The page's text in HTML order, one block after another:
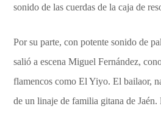
sonido de las cuerdas de la caja de
Por su parte, con potente sonido de
salió a escena Miguel Fernández,
flamencos como El Yiyo. El bailaor,
de un linaje de familia gitana de Jaén.